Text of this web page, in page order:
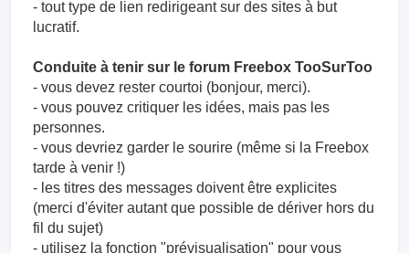
- tout type de lien redirigeant sur des sites à but
lucratif.
Conduite à tenir sur le forum Freebox TooSurToo
- vous devez rester courtoi (bonjour, merci).
- vous pouvez critiquer les idées, mais pas les
personnes.
- vous devriez garder le sourire (même si la Freebox
tarde à venir !)
- les titres des messages doivent être explicites
(merci d'éviter autant que possible de dériver hors du
fil du sujet)
- utilisez la fonction "prévisualisation" pour vous